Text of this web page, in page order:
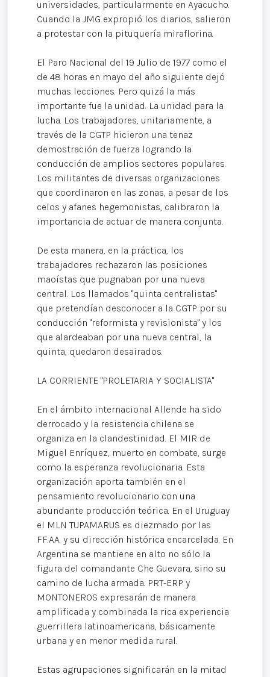
universidades, particularmente en Ayacucho.
Cuando la JMG expropió los diarios, salieron
a protestar con la pituquería miraflorina.
El Paro Nacional del 19 Julio de 1977 como el
de 48 horas en mayo del año siguiente dejó
muchas lecciones. Pero quizá la más
importante fue la unidad. La unidad para la
lucha. Los trabajadores, unitariamente, a
través de la CGTP hicieron una tenaz
demostración de fuerza logrando la
conducción de amplios sectores populares.
Los militantes de diversas organizaciones
que coordinaron en las zonas, a pesar de los
celos y afanes hegemonistas, calibraron la
importancia de actuar de manera conjunta.
De esta manera, en la práctica, los
trabajadores rechazaron las posiciones
maoístas que pugnaban por una nueva
central. Los llamados "quinta centralistas"
que pretendían desconocer a la CGTP por su
conducción "reformista y revisionista" y los
que alardeaban por una nueva central, la
quinta, quedaron desairados.
LA CORRIENTE "PROLETARIA Y SOCIALISTA"
En el ámbito internacional Allende ha sido
derrocado y la resistencia chilena se
organiza en la clandestinidad. El MIR de
Miguel Enríquez, muerto en combate, surge
como la esperanza revolucionaria. Esta
organización aporta también en el
pensamiento revolucionario con una
abundante producción teórica. En el Uruguay
el MLN TUPAMARUS es diezmado por las
FF.AA. y su dirección histórica encarcelada. En
Argentina se mantiene en alto no sólo la
figura del comandante Che Guevara, sino su
camino de lucha armada. PRT-ERP y
MONTONEROS expresarán de manera
amplificada y combinada la rica experiencia
guerrillera latinoamericana, básicamente
urbana y en menor medida rural.
Estas agrupaciones significarán en la mitad